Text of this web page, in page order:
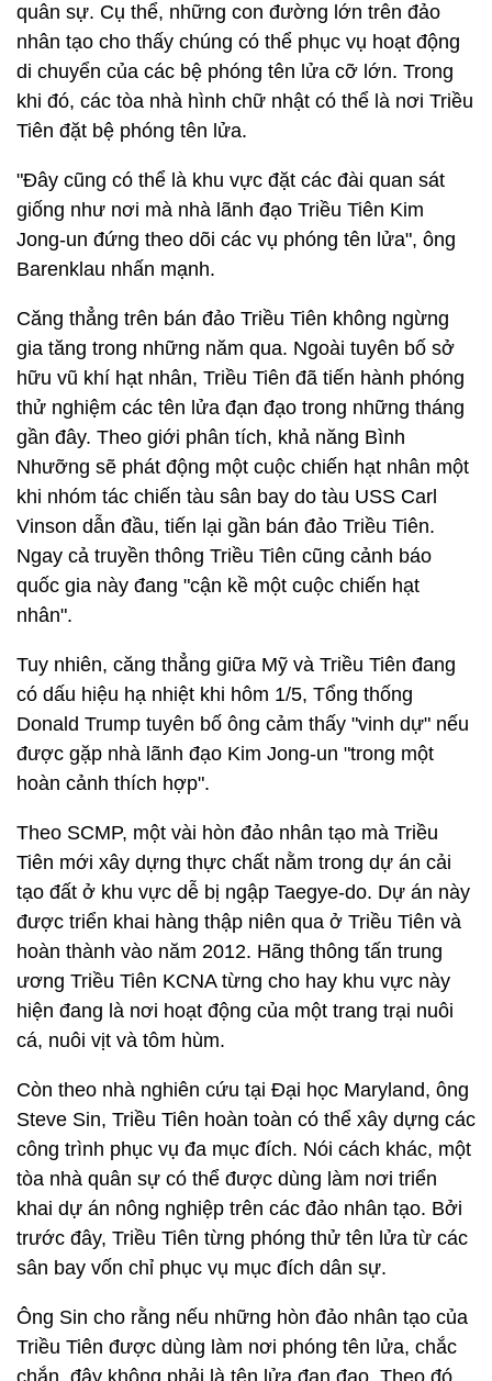
quân sự. Cụ thể, những con đường lớn trên đảo
nhân tạo cho thấy chúng có thể phục vụ hoạt động
di chuyển của các bệ phóng tên lửa cỡ lớn. Trong
khi đó, các tòa nhà hình chữ nhật có thể là nơi Triều
Tiên đặt bệ phóng tên lửa.
"Đây cũng có thể là khu vực đặt các đài quan sát
giống như nơi mà nhà lãnh đạo Triều Tiên Kim
Jong-un đứng theo dõi các vụ phóng tên lửa", ông
Barenklau nhấn mạnh.
Căng thẳng trên bán đảo Triều Tiên không ngừng
gia tăng trong những năm qua. Ngoài tuyên bố sở
hữu vũ khí hạt nhân, Triều Tiên đã tiến hành phóng
thử nghiệm các tên lửa đạn đạo trong những tháng
gần đây. Theo giới phân tích, khả năng Bình
Nhưỡng sẽ phát động một cuộc chiến hạt nhân một
khi nhóm tác chiến tàu sân bay do tàu USS Carl
Vinson dẫn đầu, tiến lại gần bán đảo Triều Tiên.
Ngay cả truyền thông Triều Tiên cũng cảnh báo
quốc gia này đang "cận kề một cuộc chiến hạt
nhân".
Tuy nhiên, căng thẳng giữa Mỹ và Triều Tiên đang
có dấu hiệu hạ nhiệt khi hôm 1/5, Tổng thống
Donald Trump tuyên bố ông cảm thấy "vinh dự" nếu
được gặp nhà lãnh đạo Kim Jong-un "trong một
hoàn cảnh thích hợp".
Theo SCMP, một vài hòn đảo nhân tạo mà Triều
Tiên mới xây dựng thực chất nằm trong dự án cải
tạo đất ở khu vực dễ bị ngập Taegye-do. Dự án này
được triển khai hàng thập niên qua ở Triều Tiên và
hoàn thành vào năm 2012. Hãng thông tấn trung
ương Triều Tiên KCNA từng cho hay khu vực này
hiện đang là nơi hoạt động của một trang trại nuôi
cá, nuôi vịt và tôm hùm.
Còn theo nhà nghiên cứu tại Đại học Maryland, ông
Steve Sin, Triều Tiên hoàn toàn có thể xây dựng các
công trình phục vụ đa mục đích. Nói cách khác, một
tòa nhà quân sự có thể được dùng làm nơi triển
khai dự án nông nghiệp trên các đảo nhân tạo. Bởi
trước đây, Triều Tiên từng phóng thử tên lửa từ các
sân bay vốn chỉ phục vụ mục đích dân sự.
Ông Sin cho rằng nếu những hòn đảo nhân tạo của
Triều Tiên được dùng làm nơi phóng tên lửa, chắc
chắn, đây không phải là tên lửa đạn đạo. Theo đó,